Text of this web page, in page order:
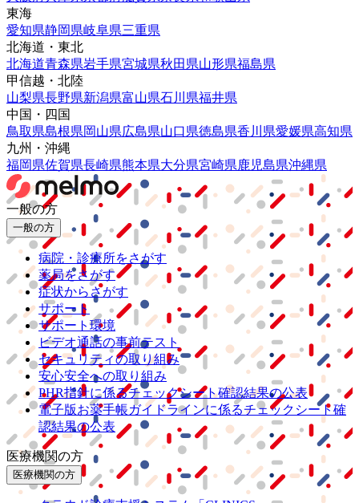
東海
愛知県静岡県岐阜県三重県
北海道・東北
北海道青森県岩手県宮城県秋田県山形県福島県
甲信越・北陸
山梨県長野県新潟県富山県石川県福井県
中国・四国
鳥取県島根県岡山県広島県山口県徳島県香川県愛媛県高知県
九州・沖縄
福岡県佐賀県長崎県熊本県大分県宮崎県鹿児島県沖縄県
一般の方
一般の方
病院・診療所をさがす
薬局をさがす
症状からさがす
サポート
サポート環境
ビデオ通話の事前テスト
セキュリティの取り組み
安心安全への取り組み
PHR指針に係るチェックシート確認結果の公表
電子版お薬手帳ガイドラインに係るチェックシート確
認結果の公表
医療機関の方
医療機関の方